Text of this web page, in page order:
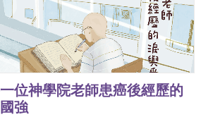
位神學院老師患癌後經歷的
強